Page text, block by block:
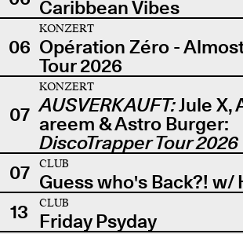
Caribbean Vibes
06
KONZERT
Opération Zéro -
Tour 2026
07
KONZERT
AUSVERKAUFT:Jule X,
areem & Astro Burger:
DiscoTrapper Tour 2026
07
CLUB
Guess who's Back?! w/
13
CLUB
Friday Psyday